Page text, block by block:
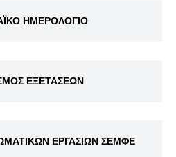
ΗΜΕΡΟΛΟΓΙΟ
ΕΞΕΤΑΣΕΩΝ
ΕΡΓΑΣΙΩΝ ΣΕΜΦΕ